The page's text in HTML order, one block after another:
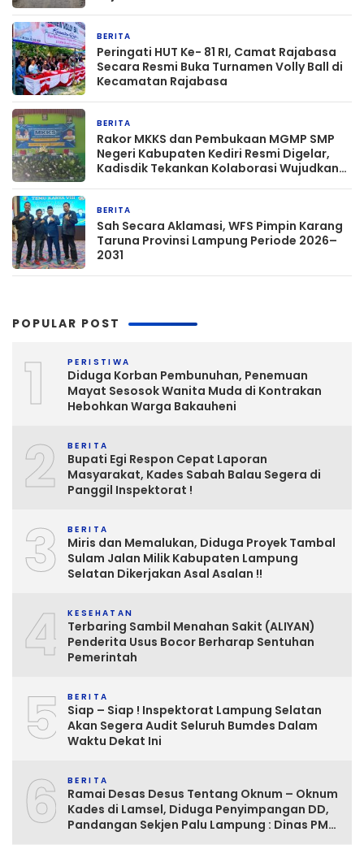
BERITA
Peringati HUT Ke- 81 RI, Camat Rajabasa
Secara Resmi Buka Turnamen Volly Ball di
Kecamatan Rajabasa
BERITA
Rakor MKKS dan Pembukaan MGMP SMP
Negeri Kabupaten Kediri Resmi Digelar,
Kadisdik Tekankan Kolaborasi Wujudkan
BERITA
Sah Secara Aklamasi, WFS Pimpin Karang
Taruna Provinsi Lampung Periode 2026–
2031
POPULAR POST
1 PERISTIWA
Diduga Korban Pembunuhan, Penemuan
Mayat Sesosok Wanita Muda di Kontrakan
Hebohkan Warga Bakauheni
2 BERITA
Bupati Egi Respon Cepat Laporan
Masyarakat, Kades Sabah Balau Segera di
Panggil Inspektorat !
3 BERITA
Miris dan Memalukan, Diduga Proyek Tambal
Sulam Jalan Milik Kabupaten Lampung
Selatan Dikerjakan Asal Asalan !!
4 KESEHATAN
Terbaring Sambil Menahan Sakit (ALIYAN)
Penderita Usus Bocor Berharap Sentuhan
Pemerintah
5 BERITA
Siap – Siap ! Inspektorat Lampung Selatan
Akan Segera Audit Seluruh Bumdes Dalam
Waktu Dekat Ini
6 BERITA
Ramai Desas Desus Tentang Oknum – Oknum
Kades di Lamsel, Diduga Penyimpangan DD,
Pandangan Sekjen Palu Lampung : Dinas PMD